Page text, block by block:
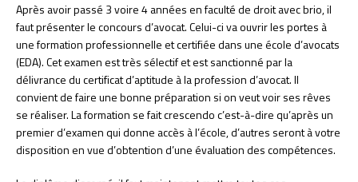
Après avoir passé 3 voire 4 années en faculté de droit avec brio, il
faut présenter le concours d’avocat. Celui-ci va ouvrir les portes à
une formation professionnelle et certifiée dans une école d’avocats
(EDA). Cet examen est très sélectif et est sanctionné par la
délivrance du certificat d’aptitude à la profession d’avocat. Il
convient de faire une bonne préparation si on veut voir ses rêves
se réaliser. La formation se fait crescendo c’est-à-dire qu’après un
premier d’examen qui donne accès à l’école, d’autres seront à votre
disposition en vue d’obtention d’une évaluation des compétences.